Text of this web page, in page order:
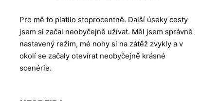
Pro mě to platilo stoprocentně. Další úseky cesty
jsem si začal neobyčejně užívat. Měl jsem správně
nastavený režim, mé nohy si na zátěž zvykly a v
okolí se začaly otevírat neobyčejně krásné
scenérie.